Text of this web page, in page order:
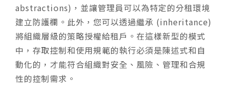
abstractions)，並讓管理員可以為特定的分租環境
建立防護欄。此外，您可以透過繼承 (inheritance)
將組織層級的策略授權給租戶。在這樣新型的模式
中，存取控制和使用規範的執行必須是陳述式和自
動化的，才能符合組織對安全、風險、管理和合規
性的控制需求。